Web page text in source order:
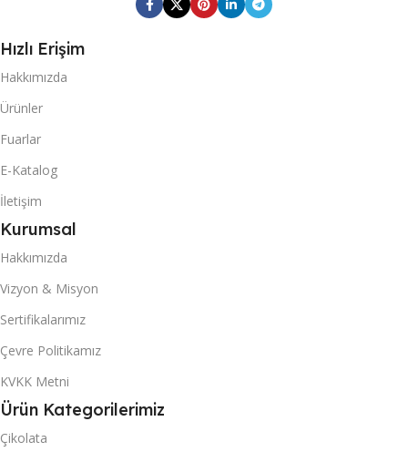
Hızlı Erişim
Hakkımızda
Ürünler
Fuarlar
E-Katalog
İletişim
Kurumsal
Hakkımızda
Vizyon & Misyon
Sertifikalarımız
Çevre Politikamız
KVKK Metni
Ürün Kategorilerimiz
Çikolata